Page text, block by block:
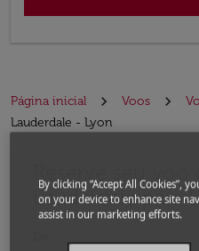
Página inicial Voos
Lauderdale - Lyon
Reserve seu voo
Lauderdale para
By clicking “Accept All Cookies”,
on your device to enhance site
assist in our marketing efforts.